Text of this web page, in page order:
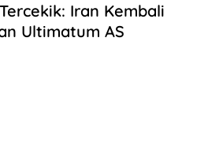
Iran Kembali
Ultimatum AS